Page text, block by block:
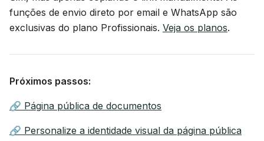
funções de envio direto por email e WhatsApp são
exclusivas do plano Profissionais. Veja os planos.
Próximos passos:
🔗 Página pública de documentos
🔗 Personalize a identidade visual da página pública